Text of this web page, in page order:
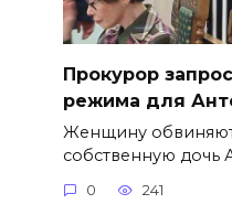
​Прокурор
режима для
Женщину
собственную дочь
0 241